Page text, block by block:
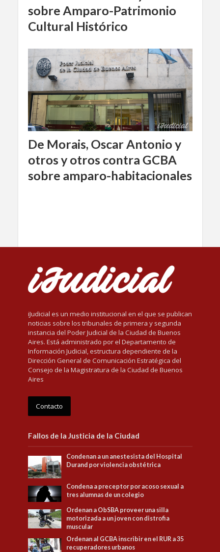
sobre Amparo-Patrimonio
Cultural Histórico
De Morais, Oscar Antonio y
otros y otros contra GCBA
sobre amparo-habitacionales
iJudicial es un medio institucional en el que se publican
noticias sobre los tribunales de primera y segunda
instancia del Poder Judicial de la Ciudad de Buenos
Aires. Está administrado por el Departamento de
Información Judicial, estructura dependiente de la
Dirección General de Comunicación Estratégica del
Consejo de la Magistratura de la Ciudad de Buenos
Aires
Contacto
Fallos de la Justicia de la Ciudad
Condenan a un anestesista del Hospital
Durand por violencia obstétrica
Condena a preceptor por acoso sexual a
tres alumnas de un colegio
Ordenan a ObSBA proveer una silla
motorizada a un joven con distrofia
muscular
Ordenan al GCBA inscribir en el RUR a 35
recuperadores urbanos